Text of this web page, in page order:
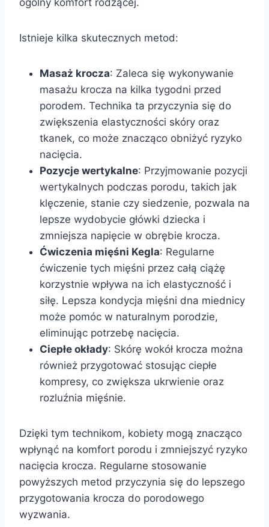
ogólny komfort rodzącej.
Istnieje kilka skutecznych metod:
Masaż krocza: Zaleca się wykonywanie
masażu krocza na kilka tygodni przed
porodem. Technika ta przyczynia się do
zwiększenia elastyczności skóry oraz
tkanek, co może znacząco obniżyć ryzyko
nacięcia.
Pozycje wertykalne: Przyjmowanie pozycji
wertykalnych podczas porodu, takich jak
klęczenie, stanie czy siedzenie, pozwala na
lepsze wydobycie główki dziecka i
zmniejsza napięcie w obrębie krocza.
Ćwiczenia mięśni Kegla: Regularne
ćwiczenie tych mięśni przez całą ciążę
korzystnie wpływa na ich elastyczność i
siłę. Lepsza kondycja mięśni dna miednicy
może pomóc w naturalnym porodzie,
eliminując potrzebę nacięcia.
Ciepłe okłady: Skórę wokół krocza można
również przygotować stosując ciepłe
kompresy, co zwiększa ukrwienie oraz
rozluźnia mięśnie.
Dzięki tym technikom, kobiety mogą znacząco
wpłynąć na komfort porodu i zmniejszyć ryzyko
nacięcia krocza. Regularne stosowanie
powyższych metod przyczynia się do lepszego
przygotowania krocza do porodowego
wyzwania.